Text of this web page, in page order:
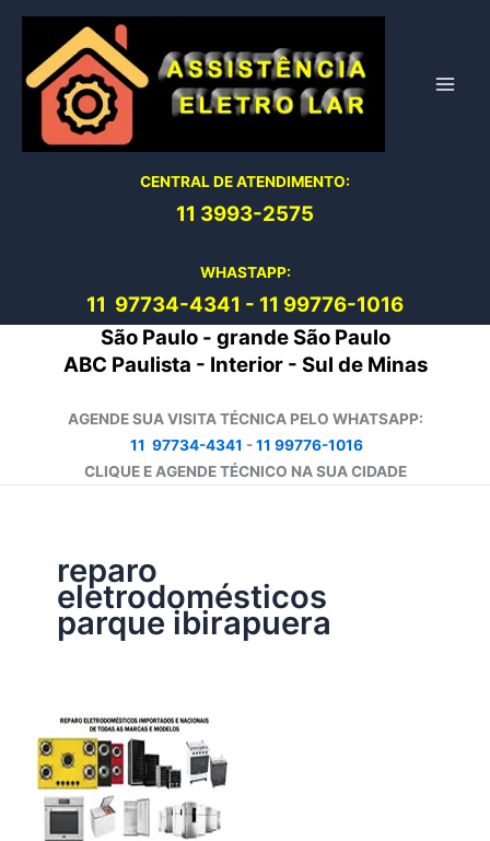
conteúdo
CENTRAL DE ATENDIMENTO:
11 3993-2575
WHASTAPP:
11 97734-4341 - 11 99776-1016
São Paulo - grande São Paulo
ABC Paulista - Interior - Sul de Minas
AGENDE SUA VISITA TÉCNICA PELO WHATSAPP:
11 97734-4341 -11 99776-1016
CLIQUE E AGENDE TÉCNICO NA SUA CIDADE
reparo
eletrodomésticos
parque ibirapuera